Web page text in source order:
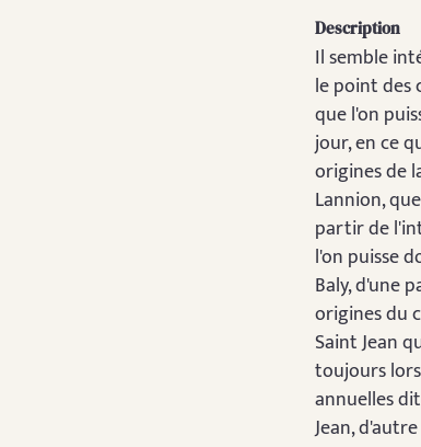
Description
Il semble
le point des
que l'on
jour, en ce
origines de
Lannion,
partir de
l'on puisse
Baly, d'une
origines du
Saint Jean
toujours
annuelles
Jean,